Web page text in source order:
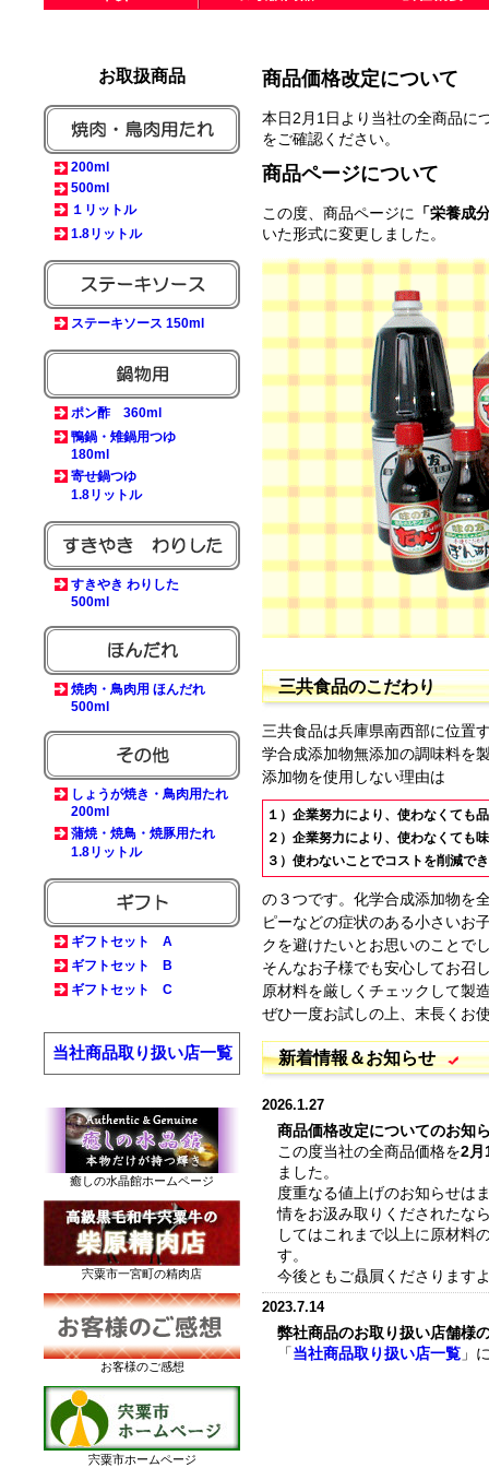
商品価格改定について
本日2月1日より当社の全商品に
をご確認ください。
商品ページについて
この度、商品ページに
「栄養成
いた形式に変更しました。
三共食品のこだわり
三共食品は兵庫県南西部に位置
学合成添加物無添加の調味料を
添加物を使用しない理由は
１）企業努力により、使わなくても
２）企業努力により、使わなくても
３）使わないことでコストを削減で
の３つです。化学合成添加物を
ピーなどの症状のある小さいお
クを避けたいとお思いのことで
そんなお子様でも安心してお召
原材料を厳しくチェックして製
ぜひ一度お試しの上、末長くお
新着情報＆お知らせ
2026.1.27
商品価格改定についてのお知
この度当社の全商品価格を2月
ました。
度重なる値上げのお知らせは
情をお汲み取りくだされたな
してはこれまで以上に原材料
す。
今後ともご贔屓くださります
2023.7.14
弊社商品のお取り扱い店舗様
「当社商品取り扱い店一覧 」
お取扱商品
200ml
500ml
１リットル
1.8リットル
ステーキソース 150ml
ポン酢 360ml
鴨鍋・雉鍋用つゆ
180ml
寄せ鍋つゆ
1.8リットル
すきやき わりした
500ml
焼肉・鳥肉用 ほんだれ
500ml
しょうが焼き・鳥肉用たれ
200ml
蒲焼・焼鳥・焼豚用たれ
1.8リットル
ギフトセット A
ギフトセット B
ギフトセット C
当社商品取り扱い店一覧
癒しの水晶館ホームページ
宍粟市一宮町の精肉店
お客様のご感想
宍粟市ホームページ